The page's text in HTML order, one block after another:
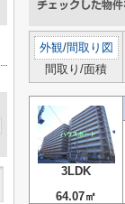
外観/間取り図
間取り/面積
3LDK
64.07㎡